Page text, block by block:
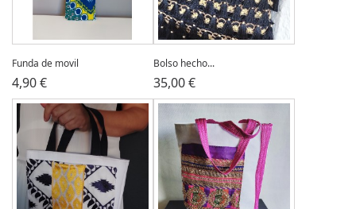
Funda de movil
4,90 €
Bolso hecho...
35,00 €